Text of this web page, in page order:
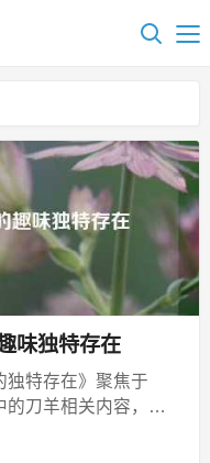
味独特存在
独特存在》聚焦于
刀羊相关内容，在